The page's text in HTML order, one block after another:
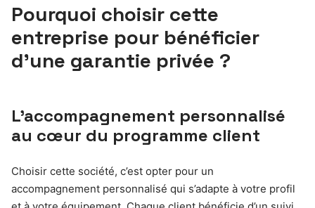
Pourquoi choisir cette
entreprise pour bénéficier
d’une garantie privée ?
L’accompagnement personnalisé
au cœur du programme client
Choisir cette société, c’est opter pour un
accompagnement personnalisé qui s’adapte à votre profil